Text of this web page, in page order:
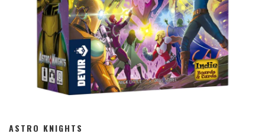
ASTRO KNIGHTS